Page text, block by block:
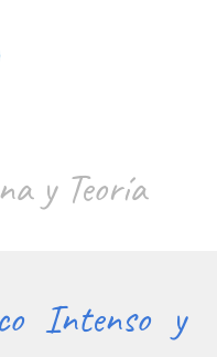
y Teoría
Intenso y